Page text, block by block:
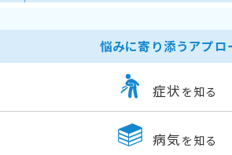
悩みに寄り添うアプロ
症状 を知る
病気 を知る